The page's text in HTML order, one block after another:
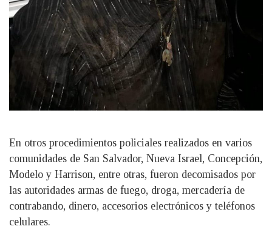
En otros procedimientos policiales realizados en varios
comunidades de San Salvador, Nueva Israel, Concepción,
Modelo y Harrison, entre otras, fueron decomisados por
las autoridades armas de fuego, droga, mercadería de
contrabando, dinero, accesorios electrónicos y teléfonos
celulares.